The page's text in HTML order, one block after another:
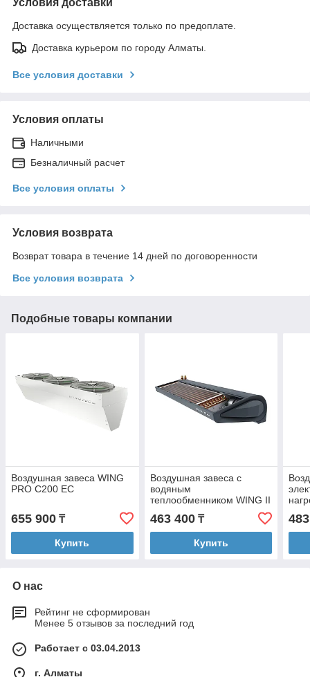
Доставка осуществляется только по предоплате.
Доставка курьером по городу Алматы.
Все условия доставки
Условия оплаты
Наличными
Безналичный расчет
Все условия оплаты
Условия возврата
Возврат товара в течение 14 дней по договоренности
Все условия возврата
Подобные товары компании
Воздушная завеса WING
PRO C200 EC
655 900 ₸
Купить
Воздушная завеса с
водяным
теплообменником WING II
W200 EC Серый антрацит
(RAL 7016)
463 400₸
Купить
О нас
Рейтинг не сформирован
Менее 5 отзывов за последний год
Работает с 03.04.2013
г. Алматы